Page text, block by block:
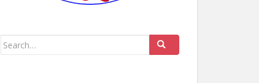
Search for: